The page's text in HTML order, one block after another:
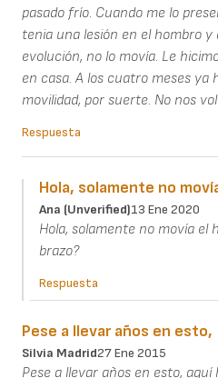
pasado frío. Cuando me lo
tenia una lesión en el hombro y
evolución, no lo movía. Le
en casa. A los cuatro meses ya
movilidad, por suerte. No nos
Respuesta
Hola, solamente no
Ana (unverified)13 Ene 2020
Hola, solamente no movía el
brazo?
Respuesta
Pese a llevar años en esto,
Silvia Madrid27 Ene 2015
Pese a llevar años en esto,